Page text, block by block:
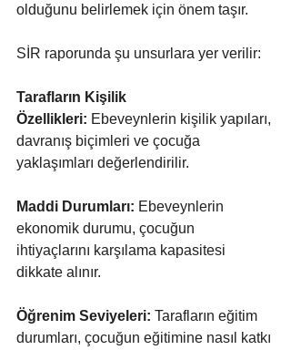
olduğunu belirlemek için önem taşır.
SİR raporunda şu unsurlara yer verilir:
Tarafların Kişilik
Özellikleri: Ebeveynlerin kişilik yapıları,
davranış biçimleri ve çocuğa
yaklaşımları değerlendirilir.
Maddi Durumları: Ebeveynlerin
ekonomik durumu, çocuğun
ihtiyaçlarını karşılama kapasitesi
dikkate alınır.
Öğrenim Seviyeleri: Tarafların eğitim
durumları, çocuğun eğitimine nasıl katkı